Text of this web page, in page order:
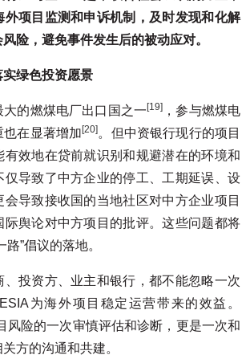
外项目监测和申诉机制，及时发现和化解
险，避免事件发生后的被动应对。
绿色投资愿景
的燃煤电厂出口国之一[19] ，参与燃煤电
也在显著增加[20] 。但中资银行现行的项目
有效地在贷前就识别和规避潜在的环境和
仅导致了中方企业的停工、工期延误、设
导致接收国的当地社区对中方企业项目
际舆论对中方项目的批评。这些问题都将
”倡议的落地。
、投资方、业主和银行，都不能忽略一次
为海外项目稳定运营带来的效益。
风险的一次审慎评估和诊断，更是一次和
方的沟通和共建。